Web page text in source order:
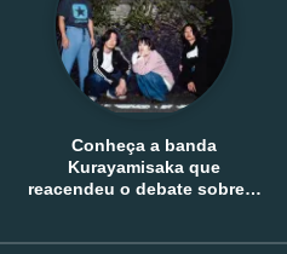
Conheça a banda
Kurayamisaka que
reacendeu o debate sobre o